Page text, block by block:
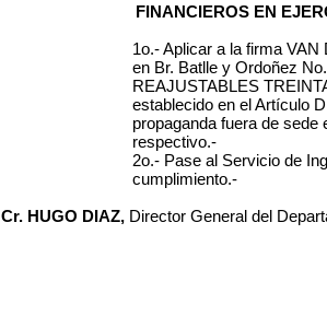
FINANCIEROS EN
1o.- Aplicar a la firma VAN
en Br. Batlle y Ordoñez
REAJUSTABLES
establecido en el Artículo
propaganda fuera de sede
respectivo.-
2o.- Pase al Servicio de
cumplimiento.-
Cr. HUGO DIAZ, Director General del